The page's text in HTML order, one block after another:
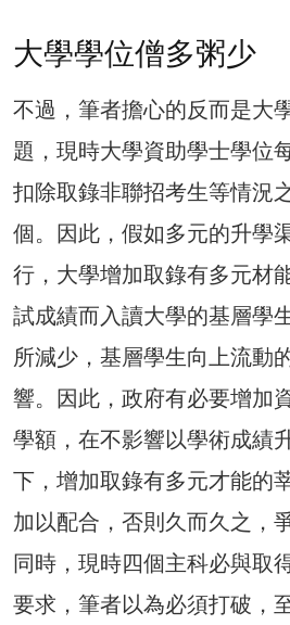
大學學位僧多粥少
不過，筆者擔心的反而是大
題，現時大學資助學士學位
扣除取錄非聯招考生等情況
個。因此，假如多元的升學
行，大學增加取錄有多元材
試成績而入讀大學的基層學
所減少，基層學生向上流動
響。因此，政府有必要增加
學額，在不影響以學術成績
下，增加取錄有多元才能的
加以配合，否則久而久之，
同時，現時四個主科必與取
要求，筆者以為必須打破，